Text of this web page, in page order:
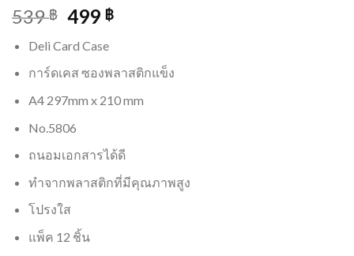
539฿ 499 ฿
Deli Card Case
การ์ดเคส ซองพลาสติกแข็ง
A4 297mm x 210 mm
No.5806
ถนอมเอกสารได้ดี
ทำจากพลาสติกที่มีคุณภาพสูง
โปรงใส
แพ็ค 12 ชิ้น